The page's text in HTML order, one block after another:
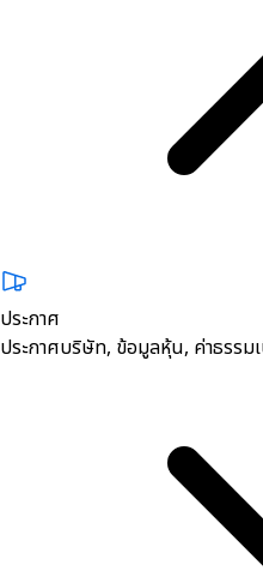
ประกาศ
ประกาศบริษัท, ข้อมูลหุ้น, ค่าธรรม